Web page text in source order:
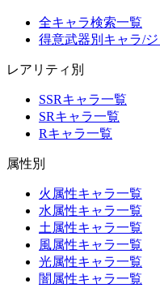
全キャラ検索一覧
得意武器別キャラ/
レアリティ別
SSRキャラ一覧
SRキャラ一覧
Rキャラ一覧
属性別
火属性キャラ一覧
水属性キャラ一覧
土属性キャラ一覧
風属性キャラ一覧
光属性キャラ一覧
闇属性キャラ一覧